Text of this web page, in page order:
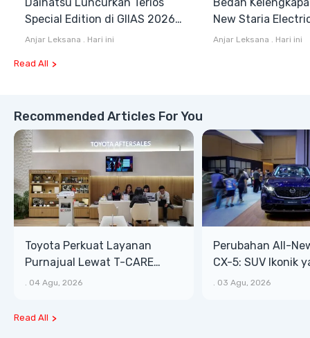
Special Edition di GIIAS 2026,
Stok Terbatas
Anjar Leksana Hari ini
New Staria
Hybrid yang
Anjar Leksana Hari ini
Read All
Recommended Articles For You
Toyota Perkuat Layanan
Purnajual Lewat T-CARE
XTRA, Manfaat Lebih Besar
04 Agu, 2026
Perubahan All-
CX-5: SUV Ikonik
Bongsor, Mewah,
03 Agu, 2026
Read All